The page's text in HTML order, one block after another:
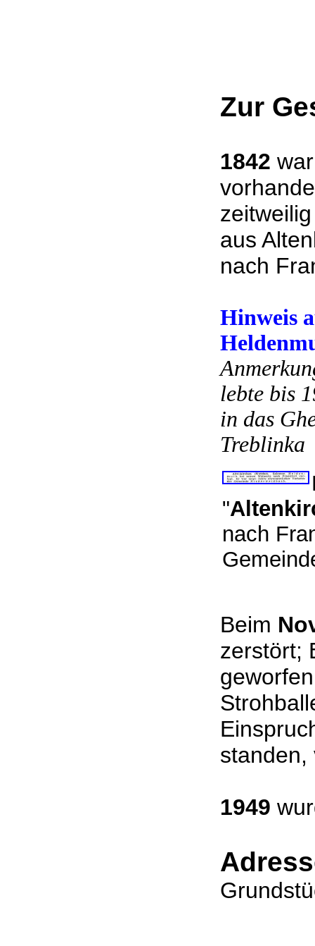
Zur
1842
aus
nach
Hinweis
lebte bis
in das
Treblinka
"
nach
Beim
zerstört;
standen,
1949